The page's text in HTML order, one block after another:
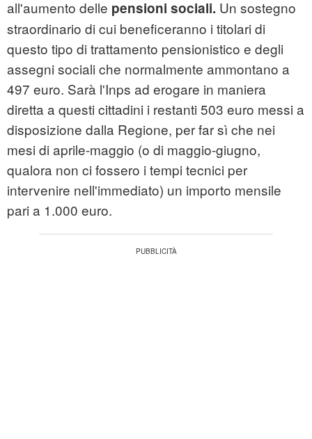
all'aumento delle pensioni sociali. Un sostegno
straordinario di cui beneficeranno i titolari di
questo tipo di trattamento pensionistico e degli
assegni sociali che normalmente ammontano a
497 euro. Sarà l'Inps ad erogare in maniera
diretta a questi cittadini i restanti 503 euro messi a
disposizione dalla Regione, per far sì che nei
mesi di aprile-maggio (o di maggio-giugno,
qualora non ci fossero i tempi tecnici per
intervenire nell'immediato) un importo mensile
pari a 1.000 euro.